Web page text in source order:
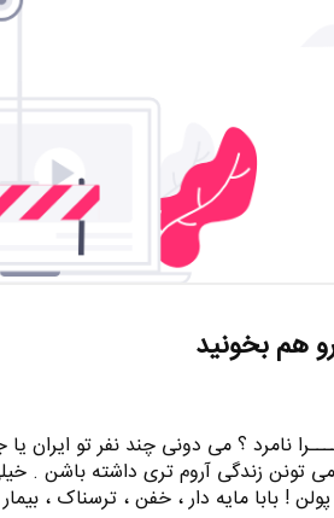
هم بخونید
نامرد ؟ می دونی چند نفر تو ایران
! بابا مایه دار ، خفن ، ترسناک ، بیمار